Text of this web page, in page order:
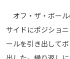
オフ・ザ・ボー
サイドにポジショ
ールを引き出して